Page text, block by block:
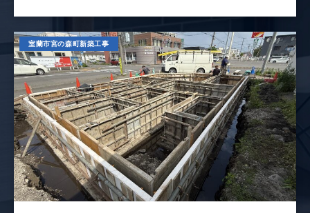
室蘭市宮の森町新築工事